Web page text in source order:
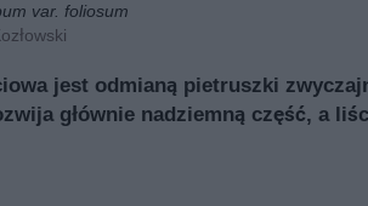
var. foliosum
jest odmianą pietruszki
głównie nadziemną część, a